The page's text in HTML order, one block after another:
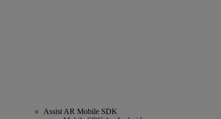
Assist AR Mobile SDK